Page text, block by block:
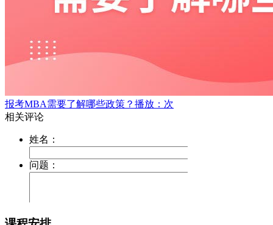
报考MBA需要了解哪些政策？ 播放：次